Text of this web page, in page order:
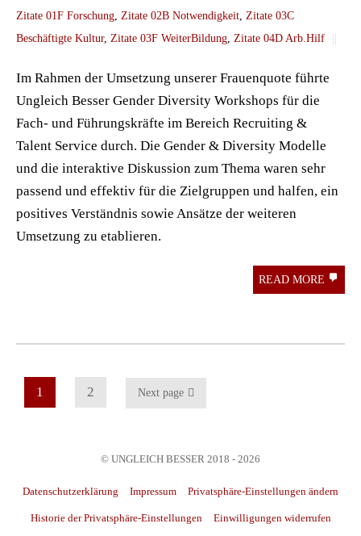
Zitate 01F Forschung Zitate 02B Notwendigkeit Zitate 03C
Beschäftigte Kultur, Zitate 03F WeiterBildung Zitate 04D Arb.Hilf ||
Im Rahmen der Umsetzung unserer Frauenquote führte
Ungleich Besser Gender Diversity Workshops für die
Fach- und Führungskräfte im Bereich Recruiting &
Talent Service durch. Die Gender & Diversity Modelle
und die interaktive Diskussion zum Thema waren sehr
passend und effektiv für die Zielgruppen und halfen, ein
positives Verständnis sowie Ansätze der weiteren
Umsetzung zu etablieren.
READ MORE
1 2 Next page
© UNGLEICH BESSER 2018 - 2026
Datenschutzerklärung Impressum Privatsphäre-Einstellungen ändern
Historie der Privatsphäre-Einstellungen Einwilligungen widerrufen